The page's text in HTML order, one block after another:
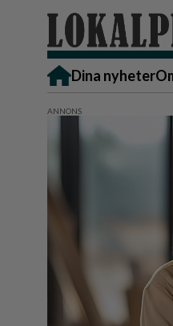
Dina nyheter